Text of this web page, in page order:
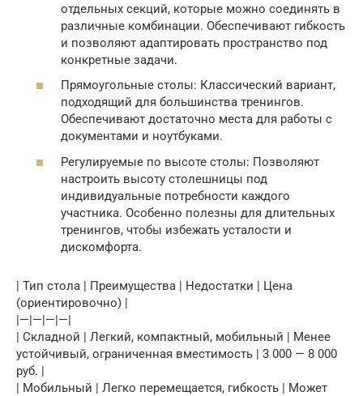
отдельных секций, которые можно соединять в
различные комбинации. Обеспечивают гибкость
и позволяют адаптировать пространство под
конкретные задачи.
Прямоугольные столы: Классический вариант,
подходящий для большинства тренингов.
Обеспечивают достаточно места для работы с
документами и ноутбуками.
Регулируемые по высоте столы: Позволяют
настроить высоту столешницы под
индивидуальные потребности каждого
участника. Особенно полезны для длительных
тренингов, чтобы избежать усталости и
дискомфорта.
| Тип стола | Преимущества | Недостатки | Цена
(ориентировочно) |
|—|—|—|—|
| Складной | Легкий, компактный, мобильный | Менее
устойчивый, ограниченная вместимость | 3 000 — 8 000
руб. |
| Мобильный | Легко перемещается, гибкость | Может